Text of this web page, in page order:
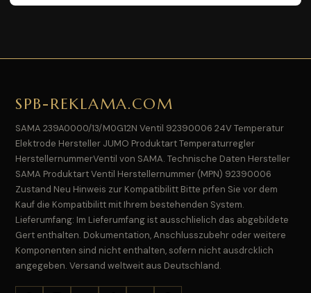
SPB-REKLAMA.COM
SAMA 239A0000/13/M0G12N Ventil 92390006 24V Temperatur
Elektrode Hersteller JUMO Produktart Temperaturregler
HerstellernummerVentil von SAMA. Technische Daten Hersteller
SAMA Produktart Ventil Herstellernummer (MPN) 92390006
Zustand Neu Hinweis zur Kompatibilitt Bitte prfen Sie vor dem
Kauf die Kompatibilitt mit Ihrem bestehenden System.
Lieferumfang: Im Lieferumfang ist ausschlielich das abgebildete
Gert enthalten. Dokumentation, Anschlusszubehr oder weitere
Komponenten sind nicht enthalten, sofern nicht ausdrcklich
angegeben. Versand weltweit aus Deutschland.